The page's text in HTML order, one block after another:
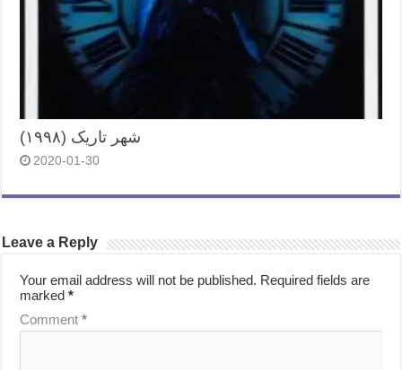
شهر تاریک (۱۹۹۸)
2020-01-30
Leave a Reply
Your email address will not be published. Required fields are
marked*
Comment*